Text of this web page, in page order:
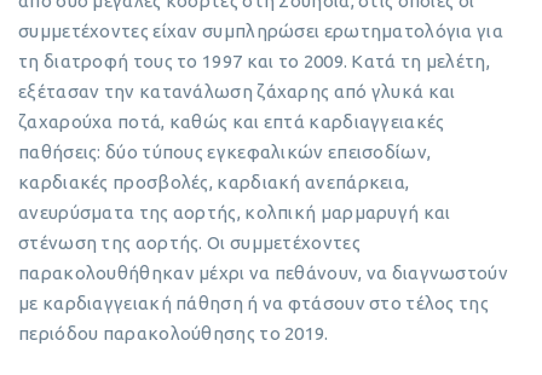
συμμετέχοντες είχαν συμπληρώσει ερωτηματολόγια για
τη διατροφή τους το 1997 και το 2009. Κατά τη μελέτη,
εξέτασαν την κατανάλωση ζάχαρης από γλυκά και
ζαχαρούχα ποτά, καθώς και επτά καρδιαγγειακές
παθήσεις: δύο τύπους εγκεφαλικών επεισοδίων,
καρδιακές προσβολές, καρδιακή ανεπάρκεια,
ανευρύσματα της αορτής, κολπική μαρμαρυγή και
στένωση της αορτής. Οι συμμετέχοντες
παρακολουθήθηκαν μέχρι να πεθάνουν, να διαγνωστούν
με καρδιαγγειακή πάθηση ή να φτάσουν στο τέλος της
περιόδου παρακολούθησης το 2019.